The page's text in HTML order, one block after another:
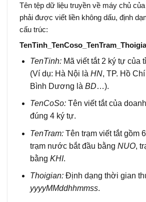
Tên tệp dữ liệu truyền về máy chủ
phải được viết liền không dấu, định
cấu trúc:
TenTinh:Mã viết tắt 2 ký tự của
(Ví dụ: Hà Nội là HN, TP. Hồ
Bình Dương là BD…).
TenCoSo:Tên viết tắt của
đúng 4 ký tự.
TenTram:Tên trạm viết tắt gồm
trạm nước bắt đầu bằng NUO,
bằng KHI.
Thoigian:Định dạng thời gian
yyyyMMddhhmmss.